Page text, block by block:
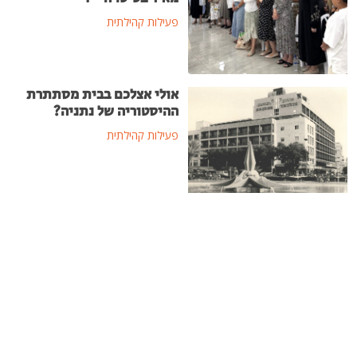
פעילות קהילתית
אולי אצלכם בבית מסתתרת
ההיסטוריה של נתניה?
פעילות קהילתית